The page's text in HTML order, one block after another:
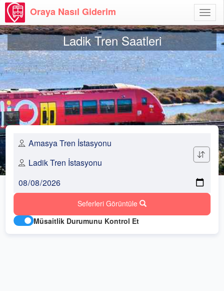
Aç
Oraya Nasıl Giderim
Ladik Tren Saatleri
Seferleri Görüntüle
Müsaitlik Durumunu Kontrol Et